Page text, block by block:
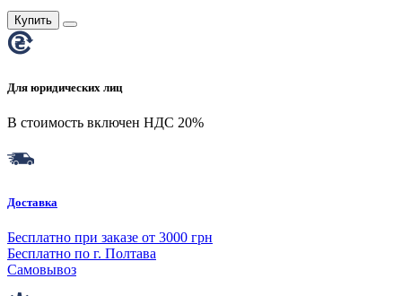
Купить
Для юридических лиц
В стоимость включен НДС 20%
Доставка
Бесплатно при заказе от 3000 грн
Бесплатно по г. Полтава
Самовывоз